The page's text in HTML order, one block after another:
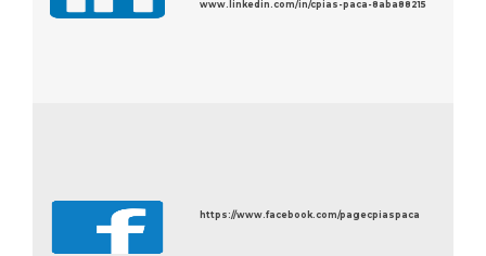
www.linkedin.com/in/cpias-paca-8aba88215
https://www.facebook.com/pagecpiaspaca